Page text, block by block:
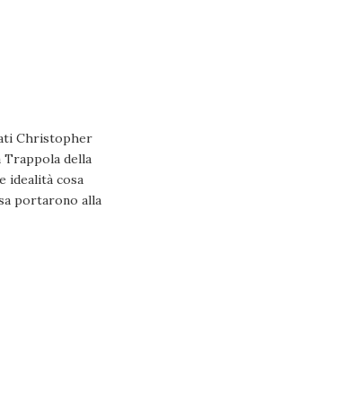
Christopher
Trappola della
idealità cosa
portarono alla